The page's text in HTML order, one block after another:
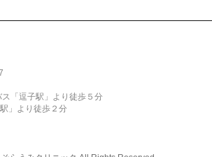
「逗子駅」より徒歩５分
」より徒歩２分